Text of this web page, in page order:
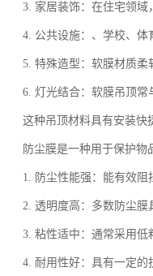
3. 家居装饰：在住宅领域
4. 公共设施：、学校、体
5. 特殊造型：软膜材质柔
6. 灯光结合：软膜吊顶常
这种吊顶材料具有安装快
防尘膜是一种用于保护物
1. 防尘性能强：能有效阻
2. 透明度高：多数防尘膜
3. 粘性适中：通常采用低
4. 耐用性好：具有一定的